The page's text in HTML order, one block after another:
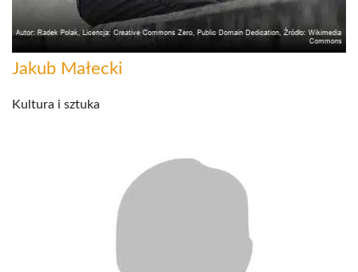
Jakub Małecki
Kultura i sztuka